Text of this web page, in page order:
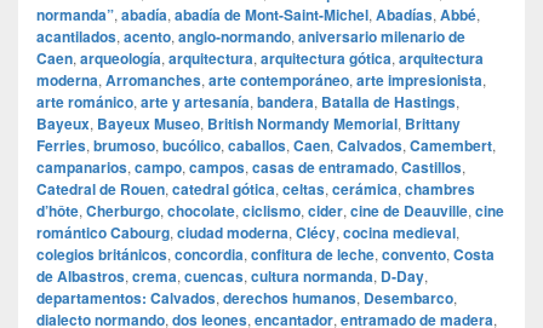
normanda”, abadía, abadía de Mont-Saint-Michel, Abadías, Abbé,
acantilados, acento, anglo‑normando, aniversario milenario de
Caen, arqueología, arquitectura, arquitectura gótica, arquitectura
moderna, Arromanches, arte contemporáneo, arte impresionista,
arte románico, arte y artesanía, bandera, Batalla de Hastings,
Bayeux, Bayeux Museo, British Normandy Memorial, Brittany
Ferries, brumoso, bucólico, caballos, Caen, Calvados, Camembert,
campanarios, campo, campos, casas de entramado, Castillos,
Catedral de Rouen, catedral gótica, celtas, cerámica, chambres
d’hôte, Cherburgo, chocolate, ciclismo, cider, cine de Deauville, cine
romántico Cabourg, ciudad moderna, Clécy, cocina medieval,
colegios británicos, concordia, confitura de leche, convento, Costa
de Albastros, crema, cuencas, cultura normanda, D‑Day,
departamentos: Calvados, derechos humanos, Desembarco,
dialecto normando, dos leones, encantador, entramado de madera,